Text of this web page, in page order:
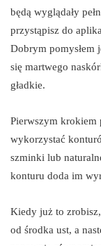
będą wyglądały
przystąpisz do
Dobrym pomysłem
się martwego
gładkie.
Pierwszym krokiem
wykorzystać
szminki lub
konturu doda im
Kiedy już to
od środka ust, a